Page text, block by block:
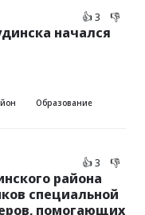
👍 3 👎
начался
Образование
👍 3 👎
района
специальной
помогающих